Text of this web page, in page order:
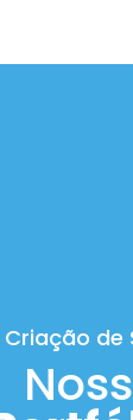
Criação de